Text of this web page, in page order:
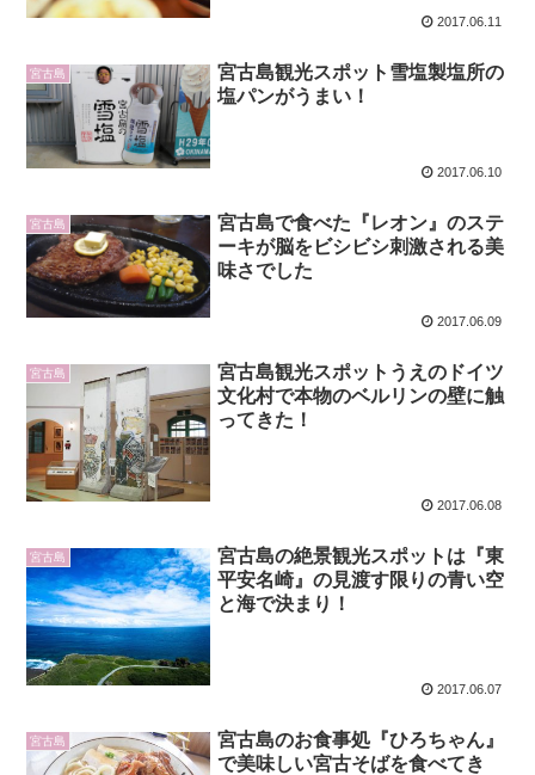
2017.06.11
宮古島
宮古島観光スポット雪塩製塩所の
塩パンがうまい！
2017.06.10
宮古島
宮古島で食べた『レオン』のステ
ーキが脳をビシビシ刺激される美
味さでした
2017.06.09
宮古島
宮古島観光スポットうえのドイツ
文化村で本物のベルリンの壁に触
ってきた！
2017.06.08
宮古島
宮古島の絶景観光スポットは『東
平安名崎』の見渡す限りの青い空
と海で決まり！
2017.06.07
宮古島
宮古島のお食事処『ひろちゃん』
で美味しい宮古そばを食べてき